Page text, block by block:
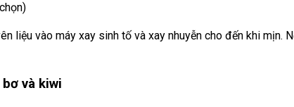
liệu vào máy xay sinh tố và xay nhuyễn cho đến khi
và kiwi